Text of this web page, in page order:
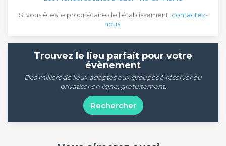
Si vous êtes le propriétaire de l'établissement, contactez-
nous
Trouvez le lieu parfait pour votre
évènement
Des milliers de lieux adaptés aux groupes à réserver ou
privatiser en ligne, gratuitement.
Rechercher